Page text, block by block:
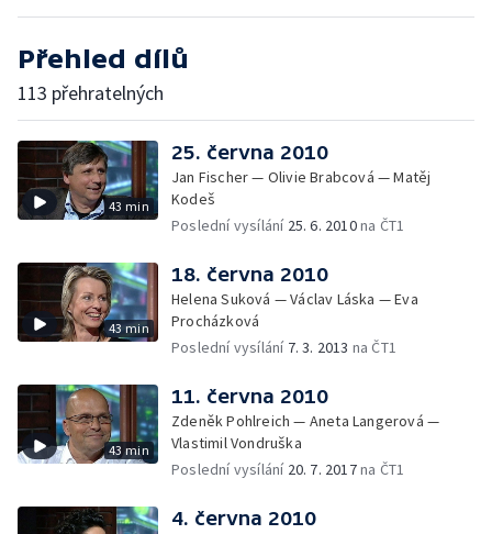
Přehled dílů
113 přehratelných
43 min
25. června 2010
Jan Fischer — Olivie Brabcová — Matěj
Kodeš
Poslední vysílání 25. 6. 2010na ČT1
43 min
18. června 2010
Helena Suková — Václav Láska — Eva
Procházková
Poslední vysílání 7. 3. 2013 na ČT1
43 min
11. června 2010
Zdeněk Pohlreich — Aneta Langerová —
Vlastimil Vondruška
Poslední vysílání 20. 7. 2017na ČT1
4. června 2010